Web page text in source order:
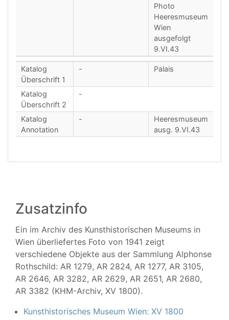
Photo
Heeresmuseum
Wien
ausgefolgt
9.VI.43
Katalog
Überschrift 1
- Palais
Katalog
Überschrift 2
-
Katalog
Annotation
-
Heeresmuseum
ausg. 9.VI.43
Zusatzinfo
Ein im Archiv des Kunsthistorischen Museums in
Wien überliefertes Foto von 1941 zeigt
verschiedene Objekte aus der Sammlung Alphonse
Rothschild: AR 1279, AR 2824, AR 1277, AR 3105,
AR 2646, AR 3282, AR 2629, AR 2651, AR 2680,
AR 3382 (KHM-Archiv, XV 1800).
Kunsthistorisches Museum Wien: XV 1800